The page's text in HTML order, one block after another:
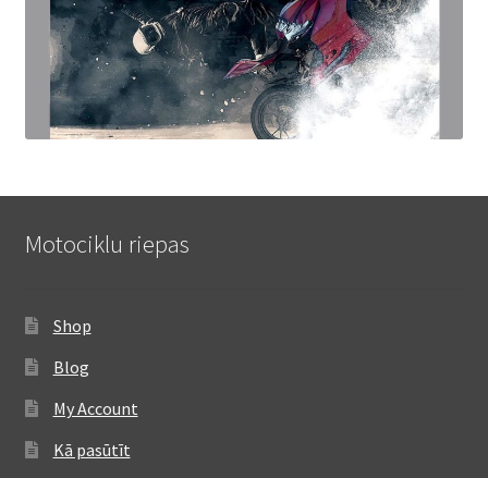
Motociklu riepas
Shop
Blog
My Account
Kā pasūtīt